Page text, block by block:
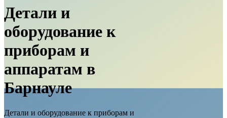
Детали и
оборудование к
приборам и
аппаратам в
Барнауле
Детали и оборудование к приборам и